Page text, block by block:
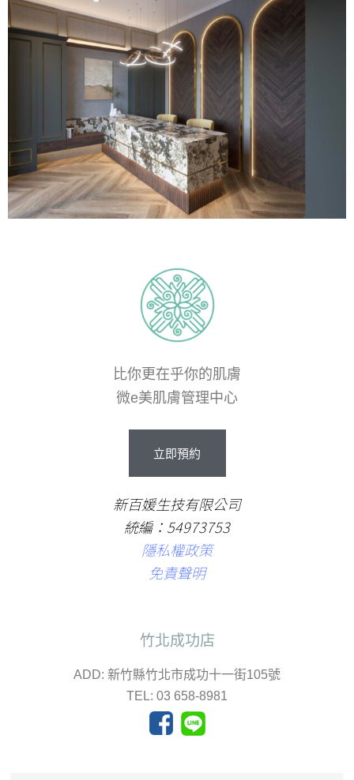
比你更在乎你的肌膚
微e美肌膚管理中心
立即預約
新百媛生技有限公司
統編：54973753
隱私權政策
免責聲明
竹北成功店
ADD: 新竹縣竹北市成功十一街105號
TEL: 03 658-8981